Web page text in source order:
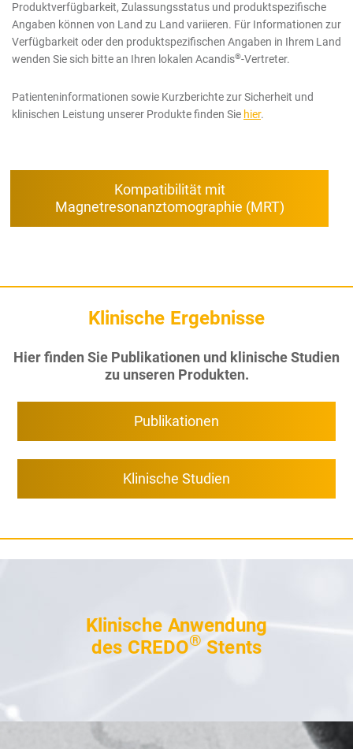
Produktverfügbarkeit, Zulassungsstatus und produktspezifische
Angaben können von Land zu Land variieren. Für Informationen zur
Verfügbarkeit oder den produktspezifischen Angaben in Ihrem Land
wenden Sie sich bitte an Ihren lokalen Acandis®-Vertreter.
Patienteninformationen sowie Kurzberichte zur Sicherheit und
klinischen Leistung unserer Produkte finden Sie hier.
Kompatibilität mit
Magnetresonanztomographie (MRT)
Klinische Ergebnisse
Hier finden Sie Publikationen und klinische Studien
zu unseren Produkten.
Publikationen
Klinische Studien
Klinische Anwendung
des CREDO® Stents